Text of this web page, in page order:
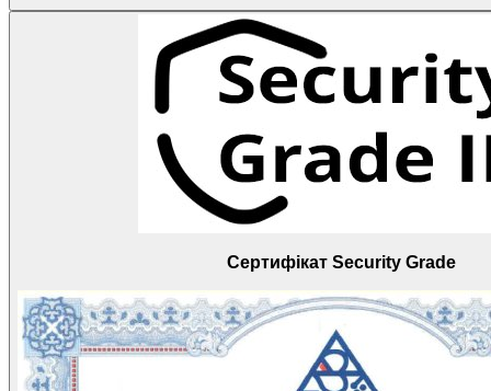
Сертифікат Security Grade